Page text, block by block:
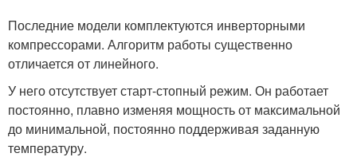
Последние модели комплектуются инверторными
компрессорами. Алгоритм работы существенно
отличается от линейного.
У него отсутствует старт-стопный режим. Он работает
постоянно, плавно изменяя мощность от максимальной
до минимальной, постоянно поддерживая заданную
температуру.